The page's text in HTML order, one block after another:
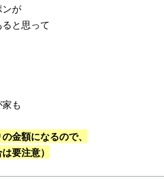
が
と思って
も
金額になるので、
要注意）